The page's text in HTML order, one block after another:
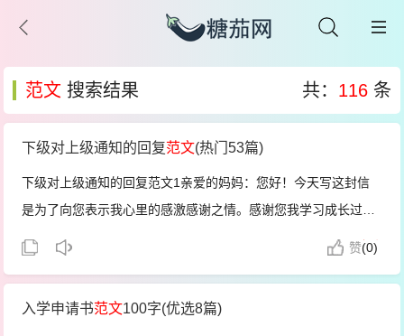
范文 搜索结果 共： 116 条
下级对上级通知的回复范文(热门53篇)
下级对上级通知的回复范文1亲爱的妈妈：您好！今天写这封信
是为了向您表示我心里的感激感谢之情。感谢您我学习成长过程
上给了我很多的帮助。生活上您对我无微不至的关怀，有的.时候
赞(0)
入学申请书范文100字(优选8篇)